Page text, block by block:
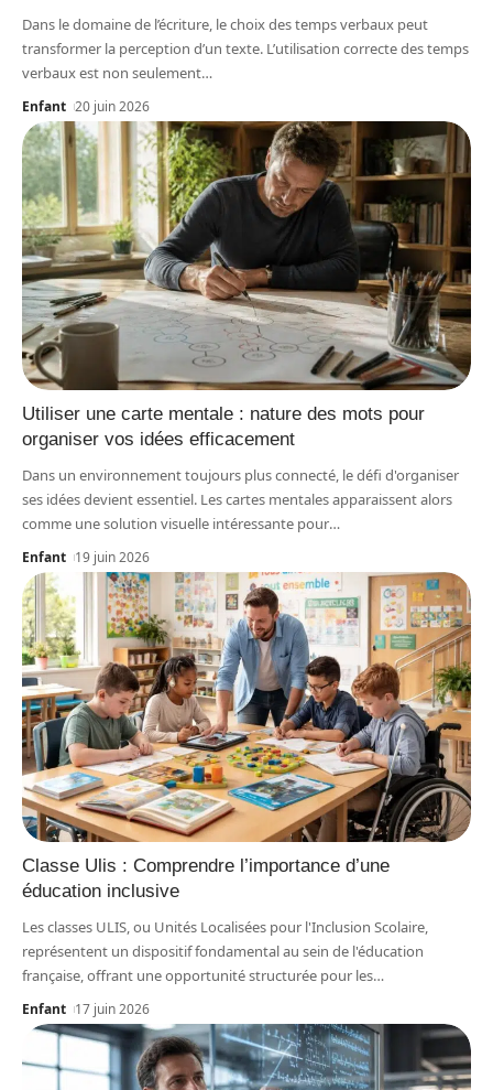
Dans le domaine de l’écriture, le choix des temps verbaux peut
transformer la perception d’un texte. L’utilisation correcte des temps
verbaux est non seulement…
Enfant 20 juin 2026
Utiliser une carte mentale : nature des mots pour
organiser vos idées efficacement
Dans un environnement toujours plus connecté, le défi d'organiser
ses idées devient essentiel. Les cartes mentales apparaissent alors
comme une solution visuelle intéressante pour…
Enfant 19 juin 2026
Classe Ulis : Comprendre l’importance d’une
éducation inclusive
Les classes ULIS, ou Unités Localisées pour l'Inclusion Scolaire,
représentent un dispositif fondamental au sein de l'éducation
française, offrant une opportunité structurée pour les…
Enfant 17 juin 2026